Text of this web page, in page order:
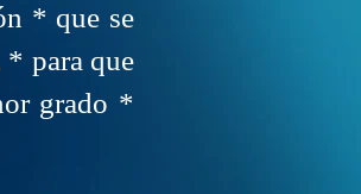
* que se
para que
grado *